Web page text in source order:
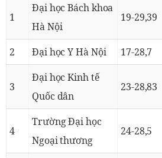
1
Đại học Bách khoa
Hà Nội
19-29,39
2 Đại học Y Hà Nội 17-28,7
3
Đại học Kinh tế
Quốc dân
23-28,83
4
Trường Đại học
Ngoại thương
24-28,5